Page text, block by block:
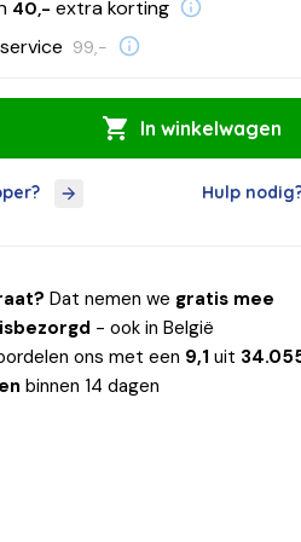
40,- extra korting
99,-
In winkelwagen
Hulp
Dat nemen we gratis mee
- ook in België
ons met een 9,1 uit
binnen 14 dagen